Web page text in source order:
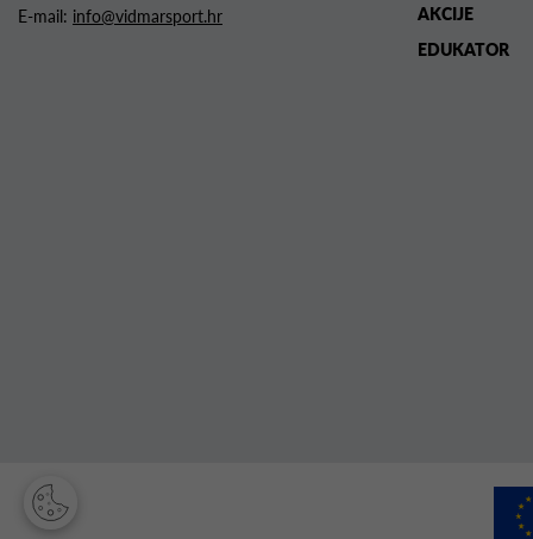
E-mail: info@vidmarsport.hr
AKCIJE
EDUKATOR